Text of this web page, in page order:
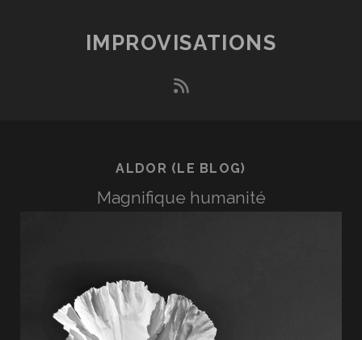
IMPROVISATIONS
rss
ALDOR (LE BLOG)
Magnifique humanité